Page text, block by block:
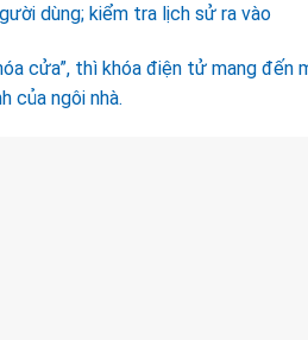
dùng; kiểm tra lịch sử ra vào
cửa”, thì khóa điện tử mang
của ngôi nhà.